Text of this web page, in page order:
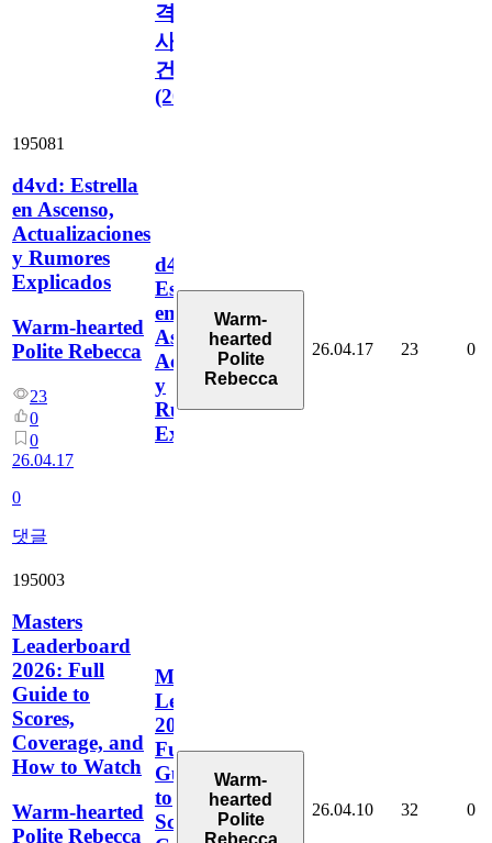
격
사
건
(2026)
195081
d4vd: Estrella
en Ascenso,
Actualizaciones
y Rumores
Explicados
Warm-hearted
Polite Rebecca
23
0
0
26.04.17
0
댓글
d4vd:
Estrella
en
Ascenso,
Actualizaciones
y
Rumores
Explicados
Warm-
hearted
Polite
Rebecca
26.04.17 23 0
195003
Masters
Leaderboard
2026: Full
Guide to
Scores,
Coverage, and
How to Watch
Warm-hearted
Polite Rebecca
Masters
Leaderboard
2026:
Full
Guide
to
Scores,
Warm-
hearted
Polite
Rebecca
26.04.10 32 0